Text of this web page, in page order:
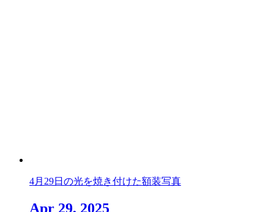
4月29日の光を焼き付けた額装写真
Apr 29, 2025